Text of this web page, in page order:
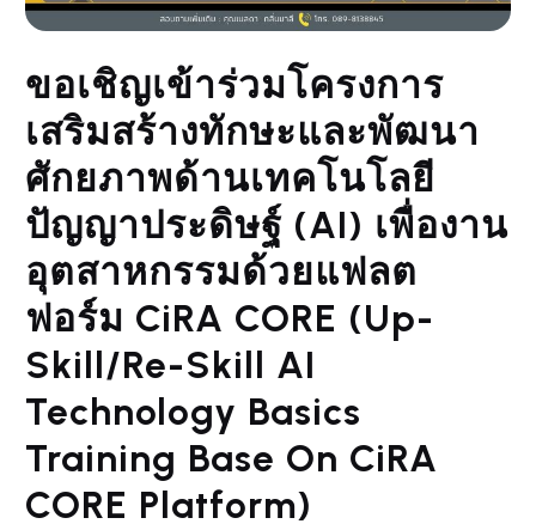
ขอเชิญเข้าร่วมโครงการ
เสริมสร้างทักษะและพัฒนา
ศักยภาพด้านเทคโนโลยี
ปัญญาประดิษฐ์ (AI) เพื่องาน
อุตสาหกรรมด้วยแฟลต
ฟอร์ม CiRA CORE (Up-
Skill/Re-Skill AI
Technology Basics
Training Base On CiRA
CORE Platform)